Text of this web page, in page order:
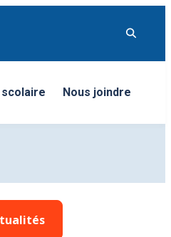
scolaire Nous joindre